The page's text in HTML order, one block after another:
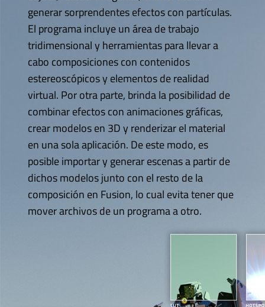
generar sorprendentes efectos con partículas.
El programa incluye un área de trabajo
tridimensional y herramientas para llevar a
cabo composiciones con contenidos
estereoscópicos y elementos de realidad
virtual. Por otra parte, brinda la posibilidad de
combinar efectos con animaciones gráficas,
crear modelos en 3D y renderizar el material
en una sola aplicación. De este modo, es
posible importar y generar escenas a partir de
dichos modelos junto con el resto de la
composición en Fusion, lo cual evita tener que
mover archivos de un programa a otro.